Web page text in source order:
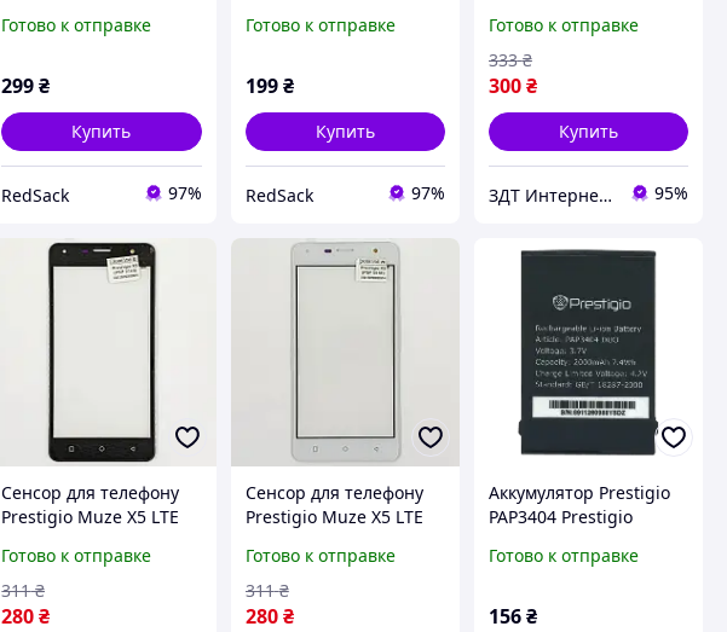
Готово к отправке
299₴
Купить
RedSack 97%
[Original PRC]
Готово к отправке
199 ₴
Купить
RedSack 97%
Готово к отправке
300₴
333 ₴
Купить
ЗДТ Интернет - магазин Запчастей и аксессуаров Для Телефонов 95%
Сенсор для телефону
Prestigio Muze X5 LTE
Готово к отправке
280₴
311 ₴
Сенсор для телефону
Prestigio Muze X5 LTE
Готово к отправке
280 ₴
311 ₴
Аккумулятор Prestigio
PAP3404 Prestigio
[Original PRC]
Готово к отправке
156₴